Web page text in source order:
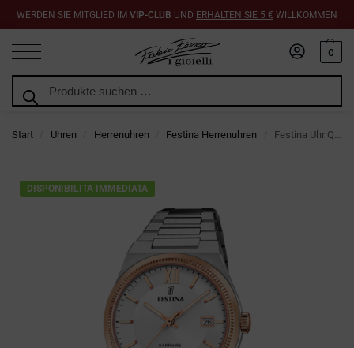
WERDEN SIE MITGLIED IM VIP-CLUB UND ERHALTEN SIE 5 € WILLKOMMEN
0
Start Uhren Herrenuhren Festina Herrenuhren Festina Uhr Quarz Grau Swiss Made 40 mm
DISPONIBILITA IMMEDIATA